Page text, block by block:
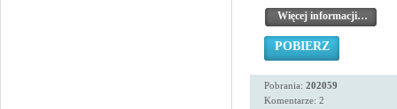
Więcej informacji…
POBIERZ
Pobrania: 202059
Komentarze: 2